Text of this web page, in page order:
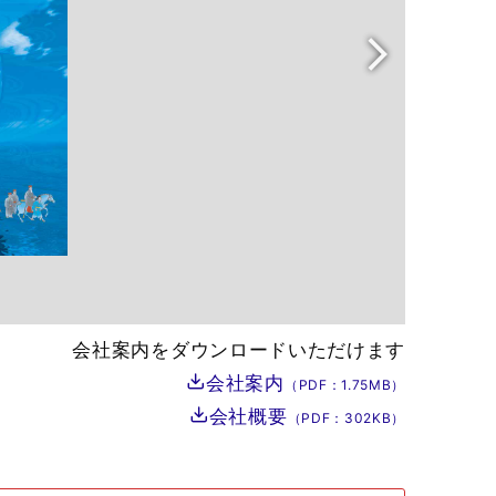
会社案内をダウンロードいただけます
会社案内 （PDF：1.75MB）
会社概要 （PDF： 302KB）